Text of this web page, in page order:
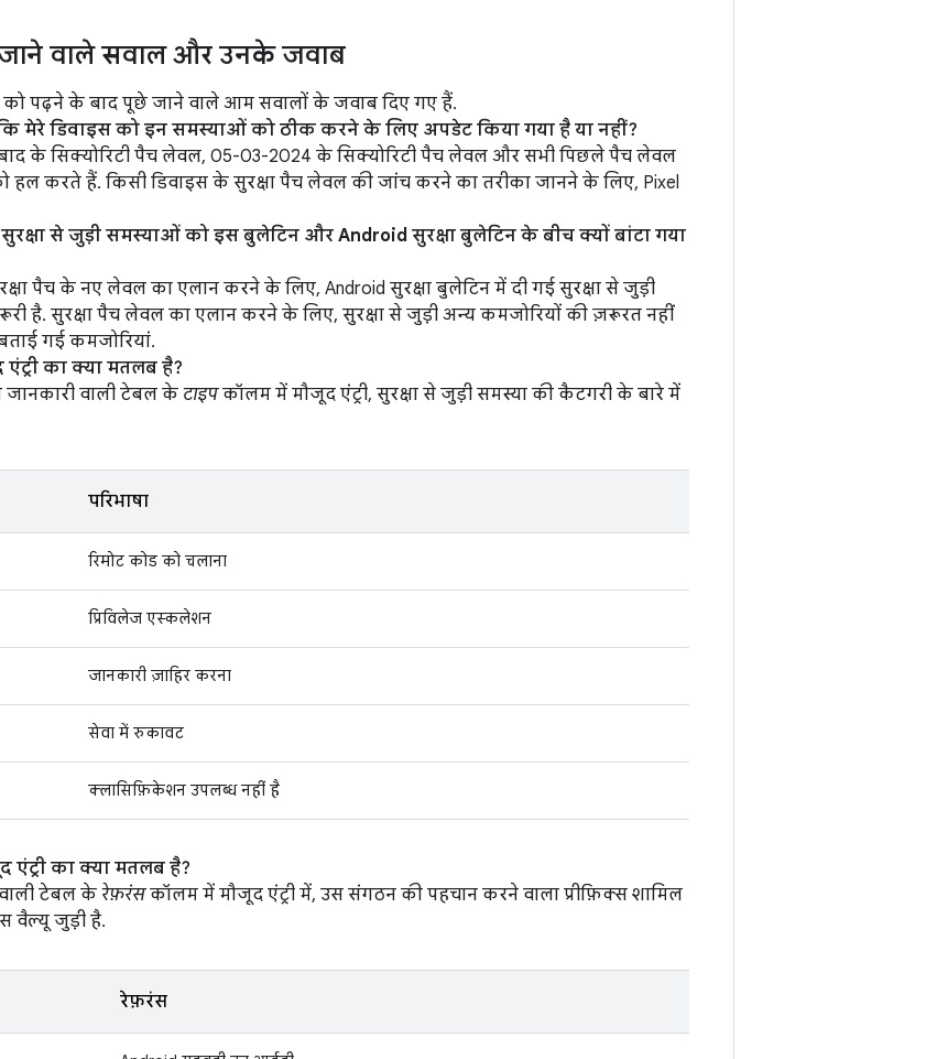
वाले सवाल और उनके जवाब
पढ़ने के बाद पूछे जाने वाले आम सवालों के जवाब दिए गए हैं.
मेरे डिवाइस को इन समस्याओं को ठीक करने के लिए अपडेट किया गया है या नहीं?
के सिक्योरिटी पैच लेवल, 05-03-2024 के सिक्योरिटी पैच लेवल और सभी पिछले पैच लेवल
हल करते हैं. किसी डिवाइस के सुरक्षा पैच लेवल की जांच करने का तरीका जानने के लिए, Pixel
सुरक्षा से जुड़ी समस्याओं को इस बुलेटिन और Android सुरक्षा बुलेटिन के बीच क्यों बांटा गया
पैच के नए लेवल का एलान करने के लिए, Android सुरक्षा बुलेटिन में दी गई सुरक्षा से जुड़ी
है. सुरक्षा पैच लेवल का एलान करने के लिए, सुरक्षा से जुड़ी अन्य कमजोरियों की ज़रूरत नहीं
गई कमजोरियां.
का क्या मतलब है?
जानकारी वाली टेबल के टाइपकॉलम में मौजूद एंट्री, सुरक्षा से जुड़ी समस्या की कैटगरी के बारे में
परिभाषा
रिमोट कोड को चलाना
प्रिविलेज एस्कलेशन
जानकारी ज़ाहिर करना
सेवा में रुकावट
क्लासिफ़िकेशन उपलब्ध नहीं है
का क्या मतलब है?
वाली टेबल के रेफ़रंसकॉलम में मौजूद एंट्री में, उस संगठन की पहचान करने वाला प्रीफ़िक्स शामिल
वैल्यू जुड़ी है.
रेफ़रंस